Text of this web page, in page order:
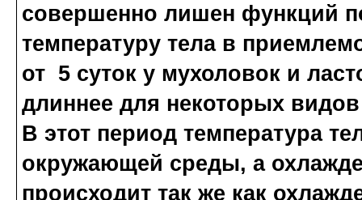
совершенно лишен функций
температуру тела в
от 5 суток у мухоловок и
длиннее для некоторых
В этот период температура
окружающей среды, а
происходит так же как